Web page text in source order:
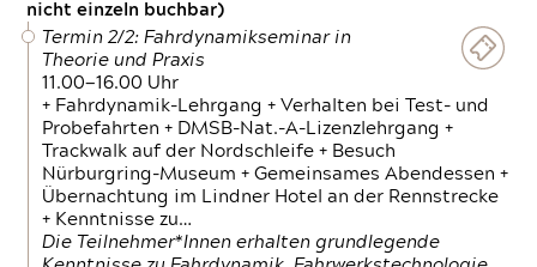
nicht einzeln buchbar)
Termin 2/2: Fahrdynamikseminar in
Theorie und Praxis
11.00—16.00 Uhr
+ Fahrdynamik-Lehrgang + Verhalten bei Test- und
Probefahrten + DMSB-Nat.-A-Lizenzlehrgang +
Trackwalk auf der Nordschleife + Besuch
Nürburgring-Museum + Gemeinsames Abendessen +
Übernachtung im Lindner Hotel an der Rennstrecke
+ Kenntnisse zu…
Die Teilnehmer*Innen erhalten grundlegende